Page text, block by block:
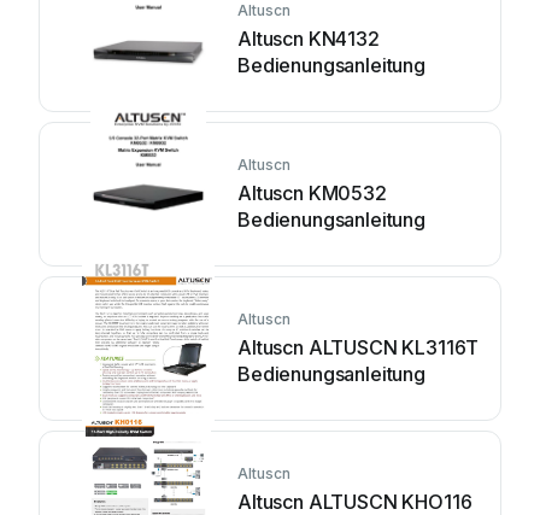
Altuscn
Altuscn KN4132
Bedienungsanleitung
Altuscn
Altuscn KM0532
Bedienungsanleitung
Altuscn
Altuscn ALTUSCN KL3116T
Bedienungsanleitung
Altuscn
Altuscn ALTUSCN KHO116